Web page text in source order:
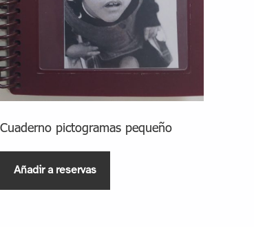
Cuaderno pictogramas pequeño
Añadir a reservas